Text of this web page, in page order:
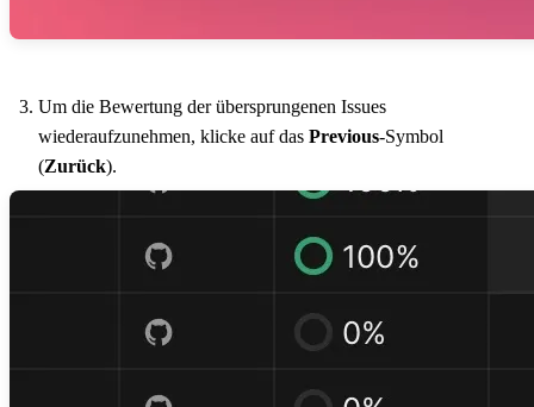
Um die Bewertung der übersprungenen Issues
wiederaufzunehmen, klicke auf das Previous-Symbol
(Zurück).